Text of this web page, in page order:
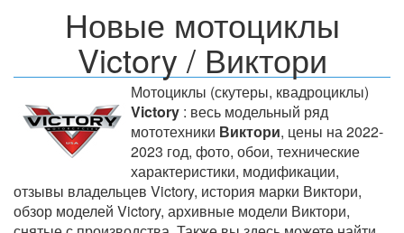
Новые мотоциклы
Victory / Виктори
Мотоциклы (скутеры, квадроциклы)
Victory : весь модельный ряд
мототехники Виктори, цены на 2022-
2023 год, фото, обои, технические
характеристики, модификации,
отзывы владельцев Victory, история марки Виктори,
обзор моделей Victory, архивные модели Виктори,